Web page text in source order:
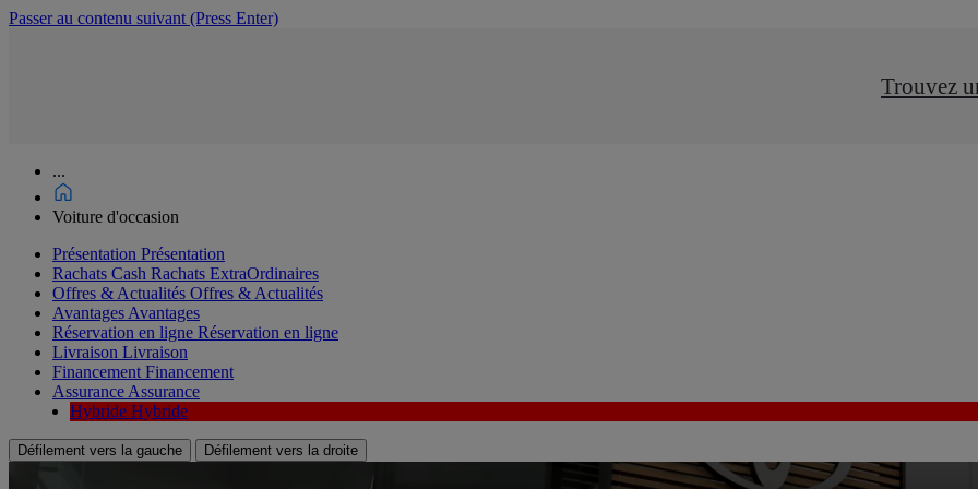
Passer au contenu suivant (Press Enter)
Trouvez
...
Voiture d'occasion
Présentation Présentation
Rachats Cash Rachats ExtraOrdinaires
Offres & Actualités Offres & Actualités
Avantages Avantages
Réservation en ligne Réservation en ligne
Livraison Livraison
Financement Financement
Assurance Assurance
Hybride Hybride
Défilement vers la gauche Défilement vers la droite